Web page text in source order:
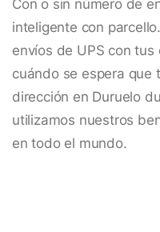
Con o sin número de
inteligente con
envíos de UPS con
cuándo se espera que
dirección en Duruelo
utilizamos nuestros
en todo el mundo.